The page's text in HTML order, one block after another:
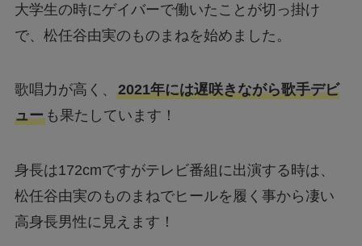
大学生の時にゲイバーで働いたことが切っ掛け
で、松任谷由実のものまねを始めました。
歌唱力が高く、 2021年には遅咲きながら歌手デビ
ューも果たしています！
身長は172cmですがテレビ番組に出演する時は、
松任谷由実のものまねでヒールを履く事から凄い
高身長男性に見えます！